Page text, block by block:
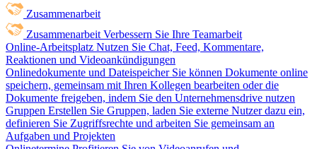
Zusammenarbeit
Zusammenarbeit Verbessern Sie Ihre Teamarbeit
Online-Arbeitsplatz Nutzen Sie Chat, Feed, Kommentare,
Reaktionen und Videoankündigungen
Onlinedokumente und Dateispeicher Sie können Dokumente online
speichern, gemeinsam mit Ihren Kollegen bearbeiten oder die
Dokumente freigeben, indem Sie den Unternehmensdrive nutzen
Gruppen Erstellen Sie Gruppen, laden Sie externe Nutzer dazu ein,
definieren Sie Zugriffsrechte und arbeiten Sie gemeinsam an
Aufgaben und Projekten